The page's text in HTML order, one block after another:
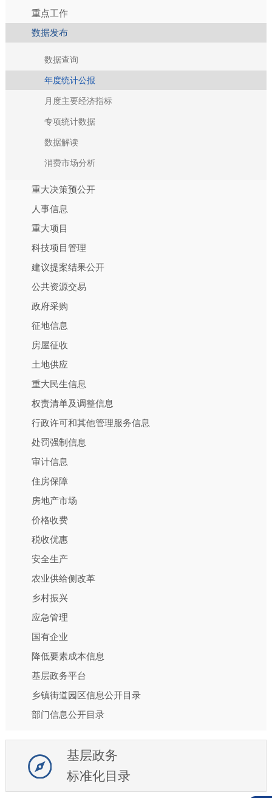
重点工作
数据发布
数据查询
年度统计公报
月度主要经济指标
专项统计数据
数据解读
消费市场分析
重大决策预公开
人事信息
重大项目
科技项目管理
建议提案结果公开
公共资源交易
政府采购
征地信息
房屋征收
土地供应
重大民生信息
权责清单及调整信息
行政许可和其他管理服务信息
处罚强制信息
审计信息
住房保障
房地产市场
价格收费
税收优惠
安全生产
农业供给侧改革
乡村振兴
应急管理
国有企业
降低要素成本信息
基层政务平台
乡镇街道园区信息公开目录
部门信息公开目录
基层政务
标准化目录